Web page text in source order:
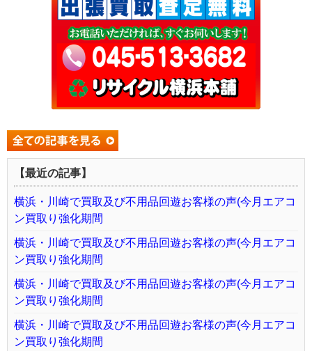
【最近の記事】
横浜・川崎で買取及び不用品回遊お客様の声(今月エアコ
ン買取り強化期間
横浜・川崎で買取及び不用品回遊お客様の声(今月エアコ
ン買取り強化期間
横浜・川崎で買取及び不用品回遊お客様の声(今月エアコ
ン買取り強化期間
横浜・川崎で買取及び不用品回遊お客様の声(今月エアコ
ン買取り強化期間